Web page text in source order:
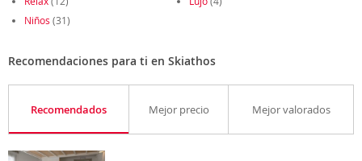
Niños (31)
Recomendaciones para ti en Skiathos
Recomendados Mejor precio Mejor valorados